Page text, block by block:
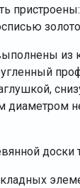
из
доски